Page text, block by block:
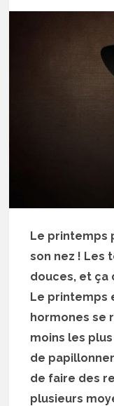
Le printemps
son nez ! Les
douces, et ça
Le printemps
hormones se
moins les
de
de faire des
plusieurs